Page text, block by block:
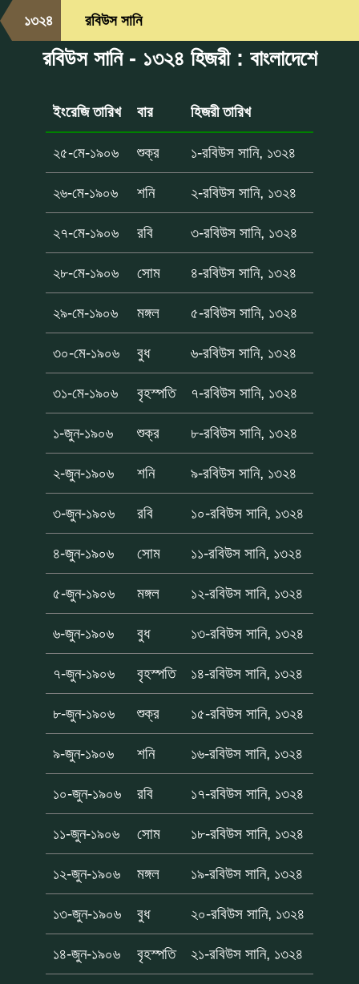
১৩২৪ রবিউস সানি
রবিউস সানি - ১৩২৪ হিজরী : বাংলাদেশে
ইংরেজি তারিখ বার হিজরী তারিখ
২৫-মে-১৯০৬ শুক্র ১-রবিউস সানি, ১৩২৪
২৬-মে-১৯০৬ শনি ২-রবিউস সানি, ১৩২৪
২৭-মে-১৯০৬ রবি ৩-রবিউস সানি, ১৩২৪
২৮-মে-১৯০৬ সোম ৪-রবিউস সানি, ১৩২৪
২৯-মে-১৯০৬ মঙ্গল ৫-রবিউস সানি, ১৩২৪
৩০-মে-১৯০৬ বুধ ৬-রবিউস সানি, ১৩২৪
৩১-মে-১৯০৬ বৃহস্পতি ৭-রবিউস সানি, ১৩২৪
১-জুন-১৯০৬ শুক্র ৮-রবিউস সানি, ১৩২৪
২-জুন-১৯০৬ শনি ৯-রবিউস সানি, ১৩২৪
৩-জুন-১৯০৬ রবি ১০-রবিউস সানি, ১৩২৪
৪-জুন-১৯০৬ সোম ১১-রবিউস সানি, ১৩২৪
৫-জুন-১৯০৬ মঙ্গল ১২-রবিউস সানি, ১৩২৪
৬-জুন-১৯০৬ বুধ ১৩-রবিউস সানি, ১৩২৪
৭-জুন-১৯০৬ বৃহস্পতি ১৪-রবিউস সানি, ১৩২৪
৮-জুন-১৯০৬ শুক্র ১৫-রবিউস সানি, ১৩২৪
৯-জুন-১৯০৬ শনি ১৬-রবিউস সানি, ১৩২৪
১০-জুন-১৯০৬ রবি ১৭-রবিউস সানি, ১৩২৪
১১-জুন-১৯০৬ সোম ১৮-রবিউস সানি, ১৩২৪
১২-জুন-১৯০৬ মঙ্গল ১৯-রবিউস সানি, ১৩২৪
১৩-জুন-১৯০৬ বুধ ২০-রবিউস সানি, ১৩২৪
১৪-জুন-১৯০৬ বৃহস্পতি ২১-রবিউস সানি, ১৩২৪